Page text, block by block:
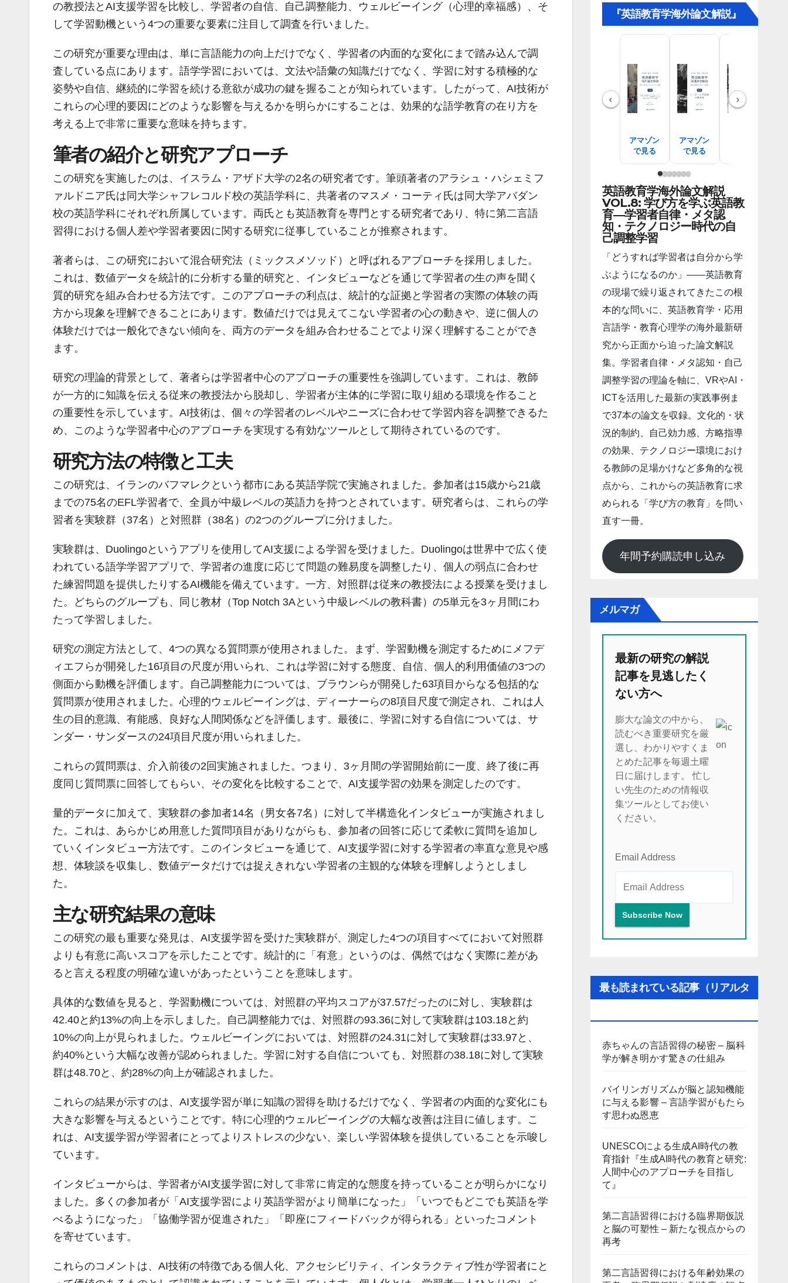
の教授法とAI支援学習を比較し、学習者の自信、自己調整能力、ウェルビーイング（心理的幸福感）、そ
して学習動機という4つの重要な要素に注目して調査を行いました。
この研究が重要な理由は、単に言語能力の向上だけでなく、学習者の内面的な変化にまで踏み込んで調
査している点にあります。語学学習においては、文法や語彙の知識だけでなく、学習に対する積極的な
姿勢や自信、継続的に学習を続ける意欲が成功の鍵を握ることが知られています。したがって、AI技術が
これらの心理的要因にどのような影響を与えるかを明らかにすることは、効果的な語学教育の在り方を
考える上で非常に重要な意味を持ちます。
筆者の紹介と研究アプローチ
この研究を実施したのは、イスラム・アザド大学の2名の研究者です。筆頭著者のアラシュ・ハシェミフ
ァルドニア氏は同大学シャフレコルド校の英語学科に、共著者のマスメ・コーティ氏は同大学アバダン
校の英語学科にそれぞれ所属しています。両氏とも英語教育を専門とする研究者であり、特に第二言語
習得における個人差や学習者要因に関する研究に従事していることが推察されます。
著者らは、この研究において混合研究法（ミックスメソッド）と呼ばれるアプローチを採用しました。
これは、数値データを統計的に分析する量的研究と、インタビューなどを通じて学習者の生の声を聞く
質的研究を組み合わせる方法です。このアプローチの利点は、統計的な証拠と学習者の実際の体験の両
方から現象を理解できることにあります。数値だけでは見えてこない学習者の心の動きや、逆に個人の
体験だけでは一般化できない傾向を、両方のデータを組み合わせることでより深く理解することができ
ます。
研究の理論的背景として、著者らは学習者中心のアプローチの重要性を強調しています。これは、教師
が一方的に知識を伝える従来の教授法から脱却し、学習者が主体的に学習に取り組める環境を作ること
の重要性を示しています。AI技術は、個々の学習者のレベルやニーズに合わせて学習内容を調整できるた
め、このような学習者中心のアプローチを実現する有効なツールとして期待されているのです。
研究方法の特徴と工夫
この研究は、イランのバフマレクという都市にある英語学院で実施されました。参加者は15歳から21歳
までの75名のEFL学習者で、全員が中級レベルの英語力を持つとされています。研究者らは、これらの学
習者を実験群（37名）と対照群（38名）の2つのグループに分けました。
実験群は、Duolingoというアプリを使用してAI支援による学習を受けました。Duolingoは世界中で広く使
われている語学学習アプリで、学習者の進度に応じて問題の難易度を調整したり、個人の弱点に合わせ
た練習問題を提供したりするAI機能を備えています。一方、対照群は従来の教授法による授業を受けまし
た。どちらのグループも、同じ教材（Top Notch 3Aという中級レベルの教科書）の5単元を3ヶ月間にわ
たって学習しました。
研究の測定方法として、4つの異なる質問票が使用されました。まず、学習動機を測定するためにメフデ
ィエフらが開発した16項目の尺度が用いられ、これは学習に対する態度、自信、個人的利用価値の3つの
側面から動機を評価します。自己調整能力については、ブラウンらが開発した63項目からなる包括的な
質問票が使用されました。心理的ウェルビーイングは、ディーナーらの8項目尺度で測定され、これは人
生の目的意識、有能感、良好な人間関係などを評価します。最後に、学習に対する自信については、サ
ンダー・サンダースの24項目尺度が用いられました。
これらの質問票は、介入前後の2回実施されました。つまり、3ヶ月間の学習開始前に一度、終了後に再
度同じ質問票に回答してもらい、その変化を比較することで、AI支援学習の効果を測定したのです。
量的データに加えて、実験群の参加者14名（男女各7名）に対して半構造化インタビューが実施されまし
た。これは、あらかじめ用意した質問項目がありながらも、参加者の回答に応じて柔軟に質問を追加し
ていくインタビュー方法です。このインタビューを通じて、AI支援学習に対する学習者の率直な意見や感
想、体験談を収集し、数値データだけでは捉えきれない学習者の主観的な体験を理解しようとしまし
た。
主な研究結果の意味
この研究の最も重要な発見は、AI支援学習を受けた実験群が、測定した4つの項目すべてにおいて対照群
よりも有意に高いスコアを示したことです。統計的に「有意」というのは、偶然ではなく実際に差があ
ると言える程度の明確な違いがあったということを意味します。
具体的な数値を見ると、学習動機については、対照群の平均スコアが37.57だったのに対し、実験群は
42.40と約13%の向上を示しました。自己調整能力では、対照群の93.36に対して実験群は103.18と約
10%の向上が見られました。ウェルビーイングにおいては、対照群の24.31に対して実験群は33.97と、
約40%という大幅な改善が認められました。学習に対する自信についても、対照群の38.18に対して実験
群は48.70と、約28%の向上が確認されました。
これらの結果が示すのは、AI支援学習が単に知識の習得を助けるだけでなく、学習者の内面的な変化にも
大きな影響を与えるということです。特に心理的ウェルビーイングの大幅な改善は注目に値します。こ
れは、AI支援学習が学習者にとってよりストレスの少ない、楽しい学習体験を提供していることを示唆し
ています。
インタビューからは、学習者がAI支援学習に対して非常に肯定的な態度を持っていることが明らかになり
ました。多くの参加者が「AI支援学習により英語学習がより簡単になった」「いつでもどこでも英語を学
べるようになった」「協働学習が促進された」「即座にフィードバックが得られる」といったコメント
を寄せています。
これらのコメントは、AI技術の特徴である個人化、アクセシビリティ、インタラクティブ性が学習者にと
『英語教育学海外論文解説』
‹
アマゾン
で見る
アマゾン
で見る
›
英語教育学海外論文解説
VOL.8: 学び方を学ぶ英語教
育―学習者自律・メタ認
知・テクノロジー時代の自
己調整学習
「どうすれば学習者は自分から学
ぶようになるのか」――英語教育
の現場で繰り返されてきたこの根
本的な問いに、英語教育学・応用
言語学・教育心理学の海外最新研
究から正面から迫った論文解説
集。学習者自律・メタ認知・自己
調整学習の理論を軸に、VRやAI・
ICTを活用した最新の実践事例ま
で37本の論文を収録。文化的・状
況的制約、自己効力感、方略指導
の効果、テクノロジー環境におけ
る教師の足場かけなど多角的な視
点から、これからの英語教育に求
められる「学び方の教育」を問い
直す一冊。
年間予約購読申し込み
メルマガ
最新の研究の解説
記事を見逃したく
ない方へ
膨大な論文の中から、
読むべき重要研究を厳
選し、わかりやすくま
とめた記事を毎週土曜
日に届けします。 忙し
い先生のための情報収
集ツールとしてお使い
ください。
Email Address
最も読まれている記事（リアルタ
赤ちゃんの言語習得の秘密 – 脳科
学が解き明かす驚きの仕組み
バイリンガリズムが脳と認知機能
に与える影響 – 言語学習がもたら
す思わぬ恩恵
UNESCOによる生成AI時代の教
育指針『生成AI時代の教育と研究:
人間中心のアプローチを目指し
て』
第二言語習得における臨界期仮説
と脳の可塑性 – 新たな視点からの
再考
第二言語習得における年齢効果の